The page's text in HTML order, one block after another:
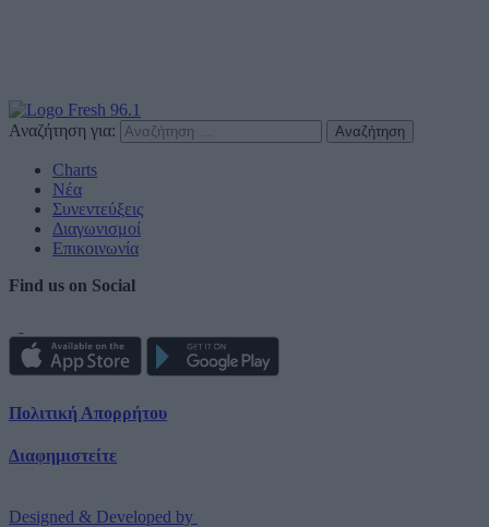
Αναζήτηση για:
Charts
Νέα
Συνεντεύξεις
Διαγωνισμοί
Επικοινωνία
Find us on Social
Πολιτική Απορρήτου
Διαφημιστείτε
Designed & Developed by